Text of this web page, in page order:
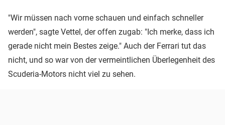
"Wir müssen nach vorne schauen und einfach schneller
werden", sagte Vettel, der offen zugab: "Ich merke, dass ich
gerade nicht mein Bestes zeige." Auch der Ferrari tut das
nicht, und so war von der vermeintlichen Überlegenheit des
Scuderia-Motors nicht viel zu sehen.